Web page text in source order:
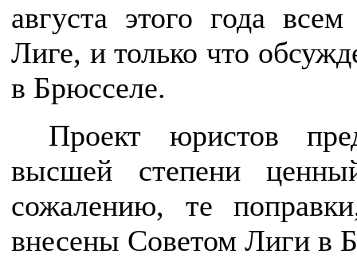
августа этого года
Лиге, и только что
в Брюсселе.
Проект юристов
высшей степени
сожалению, те
внесены Советом Лиги в